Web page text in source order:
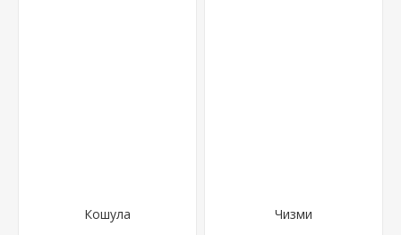
Кошула Чизми